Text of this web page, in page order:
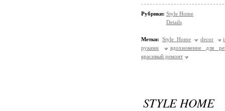
Рубрики: Style Home
Details
Метки: Style Home decor
руками
вдохновение для
красивый ремонт
STYLE HOME